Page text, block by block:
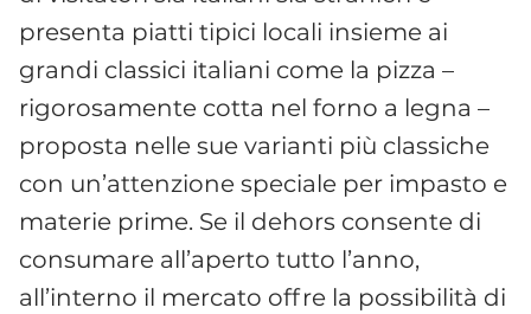
presenta piatti tipici locali insieme ai
grandi classici italiani come la pizza –
rigorosamente cotta nel forno a legna –
proposta nelle sue varianti più classiche
con un’attenzione speciale per impasto e
materie prime. Se il dehors consente di
consumare all’aperto tutto l’anno,
all’interno il mercato offre la possibilità di